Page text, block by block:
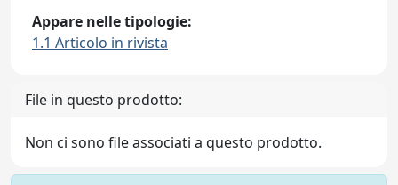
Appare nelle tipologie:
1.1 Articolo in rivista
File in questo prodotto:
Non ci sono file associati a questo prodotto.